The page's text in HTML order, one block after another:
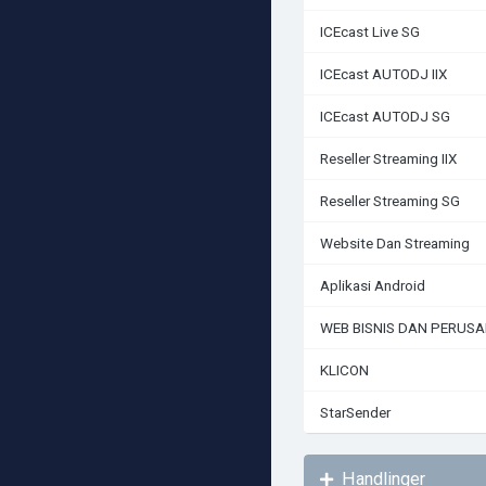
ICEcast Live SG
ICEcast AUTODJ IIX
ICEcast AUTODJ SG
Reseller Streaming IIX
Reseller Streaming SG
Website Dan Streaming
Aplikasi Android
WEB BISNIS DAN
KLICON
StarSender
Handlinger